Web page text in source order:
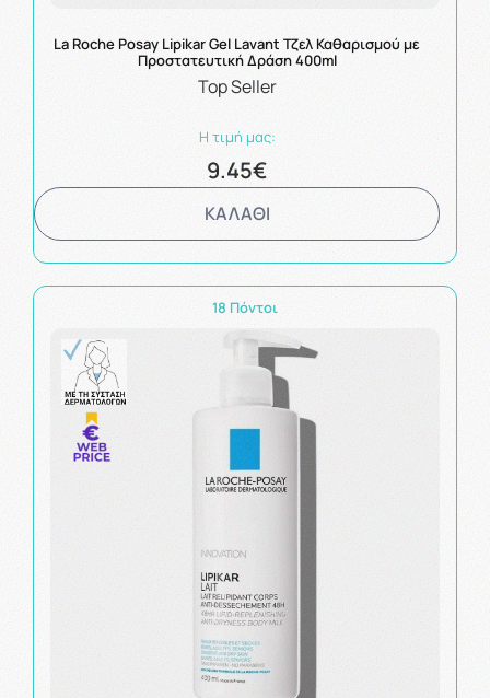
La Roche Posay Lipikar Gel Lavant Τζελ Καθαρισμού με
Προστατευτική Δράση 400ml
Top Seller
Η τιμή μας:
9.45€
ΚΑΛΑΘΙ
18 Πόντοι